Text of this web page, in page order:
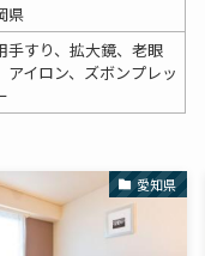
県
手すり、拡大鏡、老眼
アイロン、ズボンプレッ
愛知県